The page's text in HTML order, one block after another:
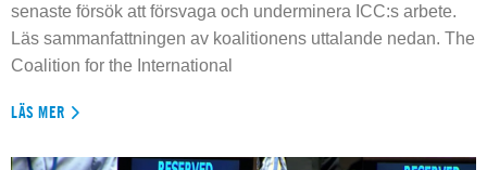
senaste försök att försvaga och underminera ICC:s arbete.
Läs sammanfattningen av koalitionens uttalande nedan. The
Coalition for the International
LÄS MER